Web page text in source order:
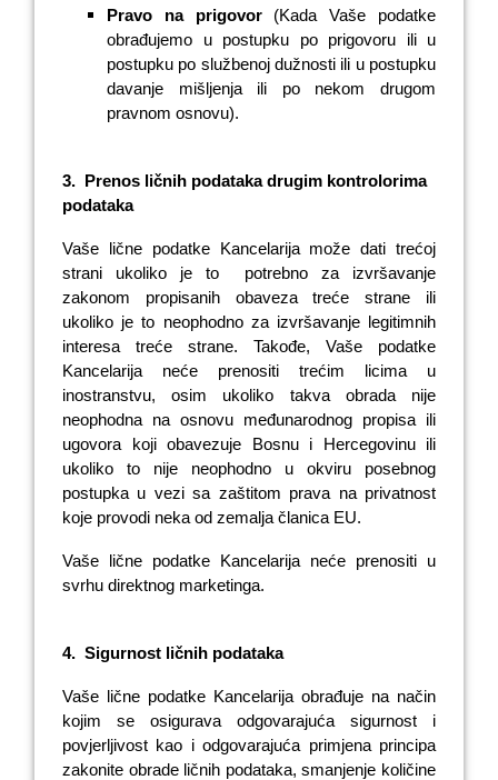
Pravo na prigovor
(Kada Vaše podatke
obrađujemo u postupku po prigovoru ili u
postupku po službenoj dužnosti ili u postupku
davanje mišljenja ili po nekom drugom
pravnom osnovu).
3. Prenos ličnih podataka drugim kontrolorima
podataka
Vaše lične podatke Kancelarija može dati trećoj
strani ukoliko je to potrebno za izvršavanje
zakonom propisanih obaveza treće strane ili
ukoliko je to neophodno za izvršavanje legitimnih
interesa treće strane. Takođe, Vaše podatke
Kancelarija neće prenositi trećim licima u
inostranstvu, osim ukoliko takva obrada nije
neophodna na osnovu međunarodnog propisa ili
ugovora koji obavezuje Bosnu i Hercegovinu ili
ukoliko to nije neophodno u okviru posebnog
postupka u vezi sa zaštitom prava na privatnost
koje provodi neka od zemalja članica EU.
Vaše lične podatke Kancelarija neće prenositi u
svrhu direktnog marketinga.
4. Sigurnost ličnih podataka
Vaše lične podatke Kancelarija obrađuje na način
kojim se osigurava odgovarajuća sigurnost i
povjerljivost kao i odgovarajuća primjena principa
zakonite obrade ličnih podataka, smanjenje količine